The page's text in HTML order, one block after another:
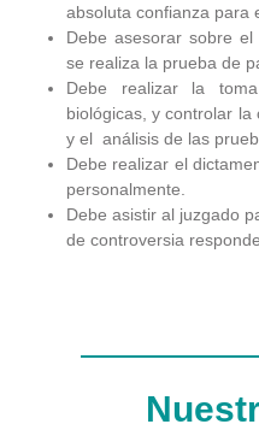
absoluta confianza para
Debe asesorar sobre
se realiza la prueba de
Debe realizar la
biológicas, y controlar
y el análisis de las
Debe realizar el
personalmente.
Debe asistir al juzgado
de controversia